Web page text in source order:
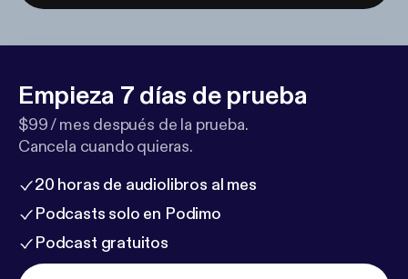
Empieza 7 días de prueba
$99 / mes después de la prueba.
Cancela cuando quieras.
20 horas de audiolibros al mes
Podcasts solo en Podimo
Podcast gratuitos